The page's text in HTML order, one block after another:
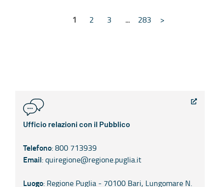
1 2 3 ... 283 >
Ufficio relazioni con il Pubblico
Telefono: 800 713939
Email: quiregione@regione.puglia.it
Luogo: Regione Puglia - 70100 Bari, Lungomare N.